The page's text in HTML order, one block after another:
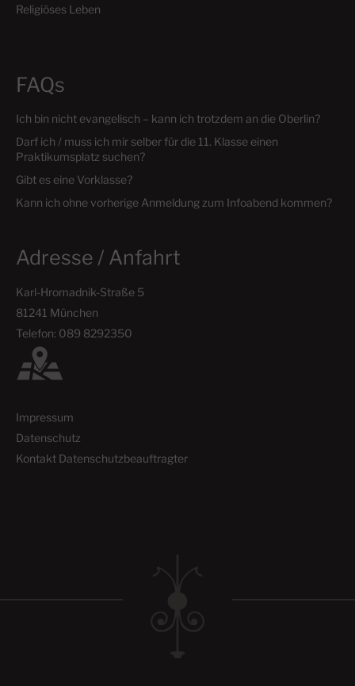
Religiöses Leben
FAQs
Ich bin nicht evangelisch – kann ich trotzdem an die Oberlin?
Darf ich / muss ich mir selber für die 11. Klasse einen
Praktikumsplatz suchen?
Gibt es eine Vorklasse?
Kann ich ohne vorherige Anmeldung zum Infoabend kommen?
Adresse / Anfahrt
Karl-Hromadnik-Straße 5
81241 München
Telefon: 089 8292350
Impressum
Datenschutz
Kontakt Datenschutzbeauftragter